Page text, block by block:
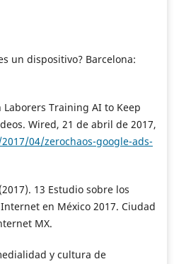
un dispositivo? Barcelona:
Laborers Training AI to Keep
Wired, 21 de abril de 2017,
04/zerochaos-google-ads-
13 Estudio sobre los
en México 2017. Ciudad
MX.
y cultura de